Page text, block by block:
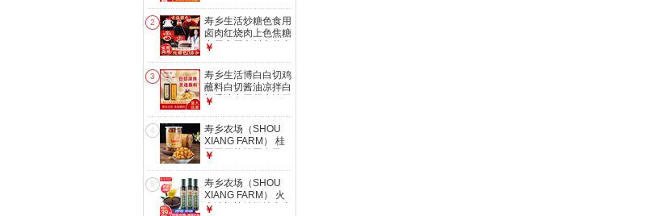
肉龙眼肉 26年新
货！500g/罐回头客
99%
2
寿乡生活炒糖色食用
卤肉红烧肉上色焦糖
商用家用卤料卤菜专
法糖色）
￥
3
寿乡生活博白白切鸡
蘸料白切酱油凉拌白
切香油专用花生油正
切酱料500克+白切
花生油500ml
￥
4
寿乡农场（SHOU
XIANG FARM） 桂
圆干无核桂圆肉干
西博白龙眼肉干
￥
5
寿乡农场（SHOU
XIANG FARM） 火
麻油初榨特级纯火麻
￥